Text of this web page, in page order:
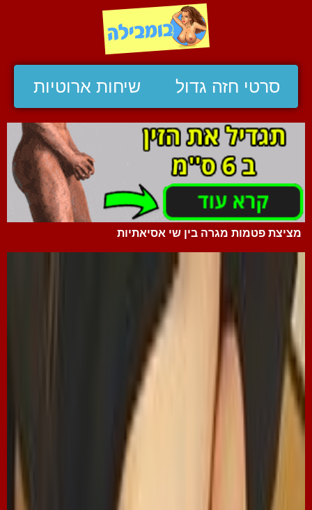
סרטי חזה גדול שיחות ארוטיות
מציצת פטמות מגרה בין שי אסיאתיות